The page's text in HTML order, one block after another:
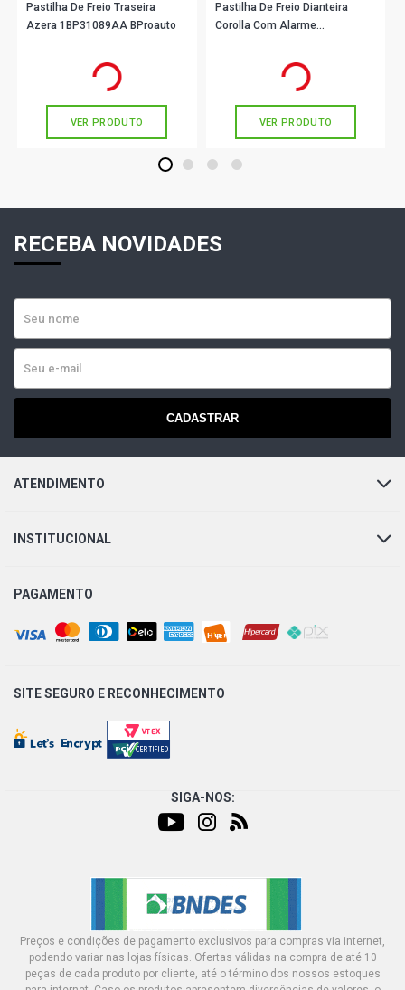
Pastilha De Freio Traseira
Azera 1BP31089AA BProauto
em até 5x de
VER PRODUTO
Pastilha De Freio Dianteira
Corolla Com Alarme
em até 5x de
VER PRODUTO
1 2 3 4
RECEBA NOVIDADES
CADASTRAR
ATENDIMENTO
INSTITUCIONAL
PAGAMENTO
SITE SEGURO E RECONHECIMENTO
SIGA-NOS:
Preços e condições de pagamento exclusivos para compras via internet,
podendo variar nas lojas físicas. Ofertas válidas na compra de até 10
peças de cada produto por cliente, até o término dos nossos estoques